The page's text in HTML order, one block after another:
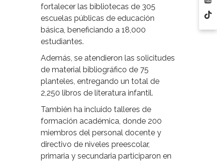
fortalecer las bibliotecas de 305
escuelas públicas de educación
básica, beneficiando a 18,000
estudiantes.
Además, se atendieron las solicitudes
de material bibliográfico de 75
planteles, entregando un total de
2,250 libros de literatura infantil.
También ha incluido talleres de
formación académica, donde 200
miembros del personal docente y
directivo de niveles preescolar,
primaria y secundaria participaron en